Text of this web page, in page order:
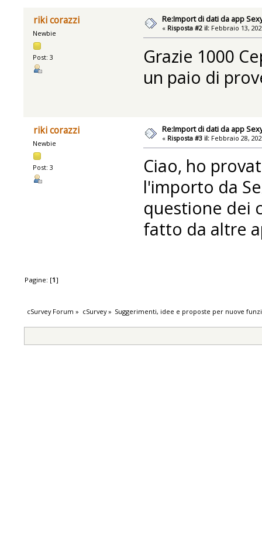
riki corazzi
Newbie
Post: 3
Re:Import di dati da app
« Risposta #2 il: Febbraio 13,
Grazie 1000
un paio di
riki corazzi
Newbie
Post: 3
Re:Import di dati da app
« Risposta #3 il: Febbraio 28,
Ciao, ho
l'importo da
questione dei
fatto da altre
Pagine: [1]
cSurvey Forum » cSurvey» Suggerimenti, idee e proposte per nuove